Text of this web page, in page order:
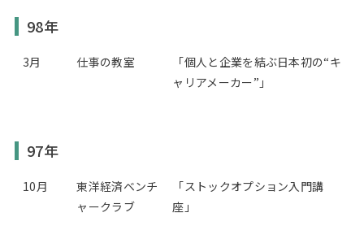
98年
3月 仕事の教室
「個人と企業を結ぶ日本初の“キ
ャリアメーカー”」
97年
10月
東洋経済ベンチ
ャークラブ
「ストックオプション入門講
座」